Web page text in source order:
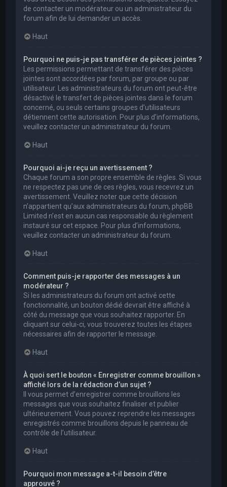
de contacter un modérateur ou un administrateur du
forum afin de lui demander un accès.
Haut
Pourquoi ne puis-je pas transférer de pièces jointes ?
Les permissions permettant de transférer des pièces
jointes sont accordées par forum, par groupe ou par
utilisateur. Les administrateurs du forum ont peut-être
désactivé le transfert de pièces jointes dans le forum
concerné, ou seuls certains groupes d’utilisateurs
détiennent cette autorisation. Pour plus d’informations,
veuillez contacter un administrateur du forum.
Haut
Pourquoi ai-je reçu un avertissement ?
Chaque forum a son propre ensemble de règles. Si vous
ne respectez pas une de ces règles, vous recevrez un
avertissement. Veuillez noter que cette décision
n’appartient qu’aux administrateurs du forum, phpBB
Limited n’est en aucun cas responsable du règlement
instauré sur cet espace. Pour plus d’informations,
veuillez contacter un administrateur du forum.
Haut
Comment puis-je rapporter des messages à un
modérateur ?
Si les administrateurs du forum ont activé cette
fonctionnalité, un bouton dédié devrait être affiché à
côté du message que vous souhaitez rapporter. En
cliquant sur celui-ci, vous trouverez toutes les étapes
nécessaires afin de rapporter le message.
Haut
À quoi sert le bouton « Enregistrer comme brouillon »
affiché lors de la rédaction d’un sujet ?
Il vous permet d’enregistrer comme brouillons les
messages que vous souhaitez finaliser et publier
ultérieurement. Vous pouvez reprendre les messages
enregistrés comme brouillons depuis le panneau de
contrôle de l’utilisateur.
Haut
Pourquoi mon message a-t-il besoin d’être
approuvé ?